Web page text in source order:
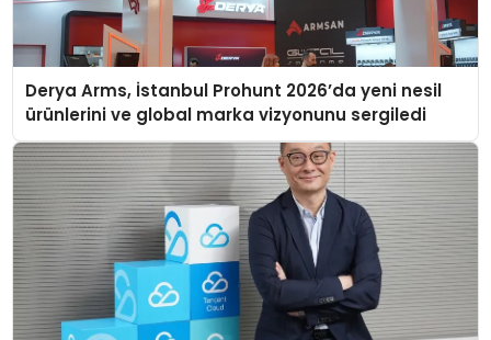
Derya Arms, İstanbul Prohunt 2026’da yeni nesil
ürünlerini ve global marka vizyonunu sergiledi